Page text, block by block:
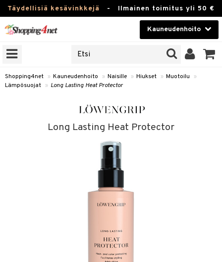
Täydellisiä kesävinkkejä - Ilmainen toimitus yli 50 €
Kauneudenhoito
Kauneudenhoito
Piilolinssit
Shopping4net » Kauneudenhoito » Naisille » Hiukset » Muotoilu
»
Lämpösuojat » Long Lasting Heat Protector
Long Lasting Heat Protector